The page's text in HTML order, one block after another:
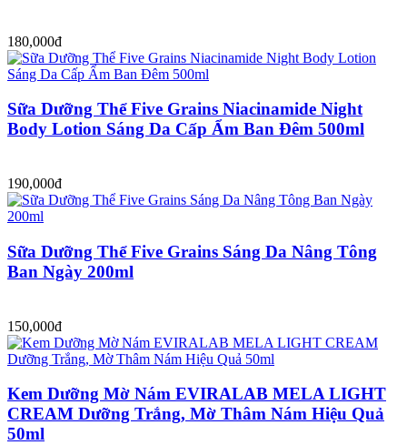
180,000đ
Sữa Dưỡng Thể Five Grains Niacinamide Night
Body Lotion Sáng Da Cấp Ẩm Ban Đêm 500ml
190,000đ
Sữa Dưỡng Thể Five Grains Sáng Da Nâng Tông
Ban Ngày 200ml
150,000đ
Kem Dưỡng Mờ Nám EVIRALAB MELA LIGHT
CREAM Dưỡng Trắng, Mờ Thâm Nám Hiệu Quả
50ml